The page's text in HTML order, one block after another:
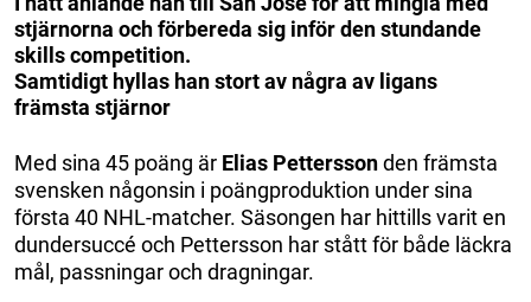
stjärnorna och förbereda sig inför den stundande
skills competition.
Samtidigt hyllas han stort av några av ligans
främsta stjärnor
Med sina 45 poäng är Elias Petterssonden främsta
svensken någonsin i poängproduktion under sina
första 40 NHL-matcher. Säsongen har hittills varit en
dundersuccé och Pettersson har stått för både läckra
mål, passningar och dragningar.